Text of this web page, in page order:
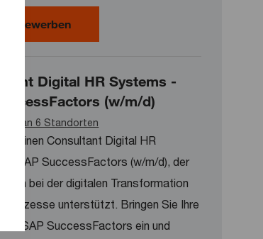
bewerbenSenior Consultant HR Cloud
Digital HR Systems -
(w/m/d)
an 6 Standorten
einen Consultant Digital HR
- SAP SuccessFactors (w/m/d), der
bei der digitalen Transformation
Prozesse unterstützt. Bringen Sie Ihre
in SAP SuccessFactors ein und